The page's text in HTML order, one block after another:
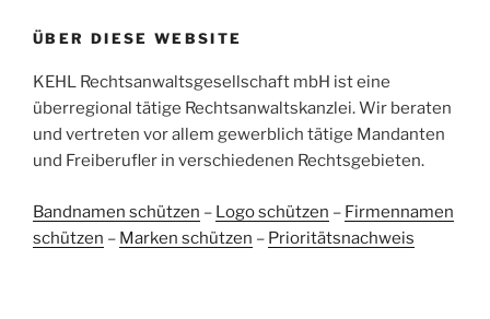
38
Bewertungen auf
ProvenExpert.com
Bewertungen von
2
anderen Quellen
Blick aufs ProvenExpert-Profil werfen
ÜBER DIESE WEBSITE
KEHL Rechtsanwaltsgesellschaft mbH ist eine
überregional tätige Rechtsanwaltskanzlei. Wir beraten
und vertreten vor allem gewerblich tätige Mandanten
und Freiberufler in verschiedenen Rechtsgebieten.
Bandnamen schützen – Logo schützen – Firmennamen
schützen – Marken schützen – Prioritätsnachweis